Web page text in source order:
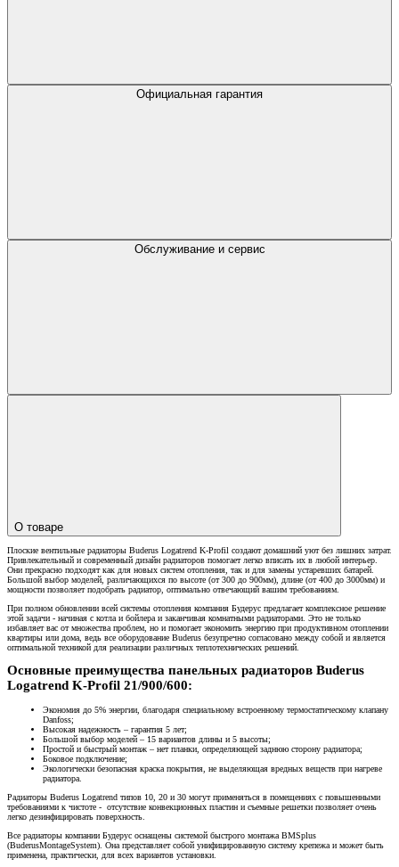
Официальная гарантия
Обслуживание и сервис
О товаре
Плоские вентильные радиаторы Buderus Logatrend K-Profil создают домашний уют без лишних затрат.
Привлекательный и современный дизайн радиаторов помогает легко вписать их в любой интерьер.
Они прекрасно подходят как для новых систем отопления, так и для замены устаревших батарей.
Большой выбор моделей, различающихся по высоте (от 300 до 900мм), длине (от 400 до 3000мм) и
мощности позволяет подобрать радиатор, оптимально отвечающий вашим требованиям.
При полном обновлении всей системы отопления компания Будерус предлагает комплексное решение
этой задачи - начиная с котла и бойлера и заканчивая комнатными радиаторами. Это не только
избавляет вас от множества проблем, но и помогает экономить энергию при продуктивном отоплении
квартиры или дома, ведь все оборудование Buderus безупречно согласовано между собой и является
оптимальной техникой для реализации различных теплотехнических решений.
Основные преимущества панельных радиаторов Buderus
Logatrend K-Profil 21/900/600:
Экономия до 5% энергии, благодаря специальному встроенному термостатическому клапану
Danfoss;
Высокая надежность – гарантия 5 лет;
Большой выбор моделей – 15 вариантов длины и 5 высоты;
Простой и быстрый монтаж – нет планки, определяющей заднюю сторону радиатора;
Боковое подключение;
Экологически безопасная краска покрытия, не выделяющая вредных веществ при нагреве
радиатора.
Радиаторы Buderus Logatrend типов 10, 20 и 30 могут применяться в помещениях с повышенными
требованиями к чистоте - отсутствие конвекционных пластин и съемные решетки позволяет очень
легко дезинфицировать поверхность.
Все радиаторы компании Будерус оснащены системой быстрого монтажа BMSplus
(BuderusMontageSystem). Она представляет собой унифицированную систему крепежа и может быть
применена, практически, для всех вариантов установки.